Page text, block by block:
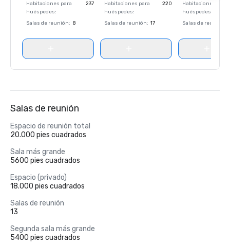
Habitaciones para
huéspedes:
237
Salas de reunión: 8
Habitaciones para
huéspedes:
220
Salas de reunión: 17
Habitaciones para
huéspedes
Salas de reunión
Salas de reunión
Espacio de reunión total
20.000 pies cuadrados
Sala más grande
5600 pies cuadrados
Espacio (privado)
18.000 pies cuadrados
Salas de reunión
13
Segunda sala más grande
5400 pies cuadrados